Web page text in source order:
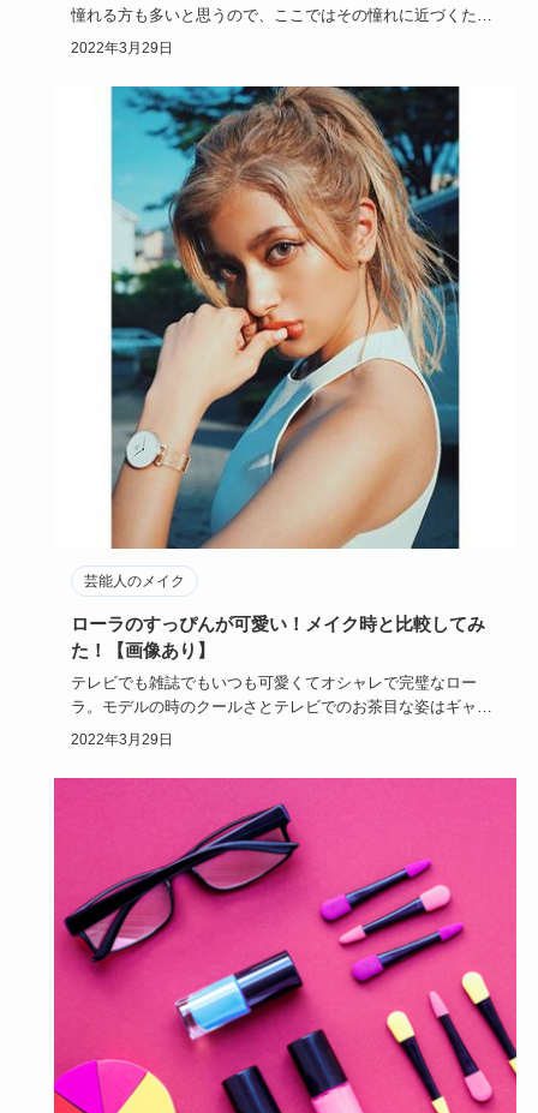
憧れる方も多いと思うので、ここではその憧れに近づくため
のメイク方法を…
2022年3月29日
芸能人のメイク
ローラのすっぴんが可愛い！メイク時と比較してみ
た！【画像あり】
テレビでも雑誌でもいつも可愛くてオシャレで完璧なロー
ラ。モデルの時のクールさとテレビでのお茶目な姿はギャッ
プを感じますが、…
2022年3月29日